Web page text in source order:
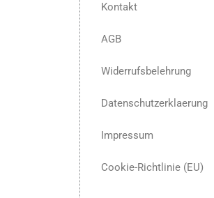
Kontakt
AGB
Widerrufsbelehrung
Datenschutzerklaerung
Impressum
Cookie-Richtlinie (EU)